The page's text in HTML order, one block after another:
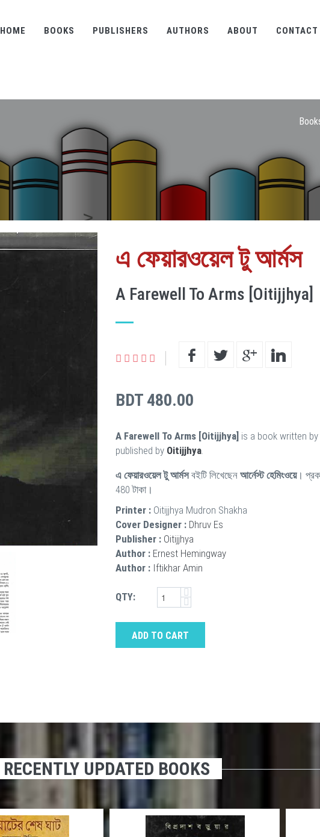
HOME BOOKS PUBLISHERS AUTHORS ABOUT CONTACT
এ ফেয়ারওয়েল টু আর্মস
A Farewell To Arms [Oitijjhya]
BDT 480.00
A Farewell To Arms [Oitijjhya] is a book written by
published by Oitijjhya.
এ ফেয়ারওয়েল টু আর্মসবইটি লিখেছেন আর্নেস্ট হেমিংওয়ে।
480 টাকা।
Printer : Oitijjhya Mudron Shakha
Cover Designer : Dhruv Es
Publisher : Oitijjhya
Author : Ernest Hemingway
Author : Iftikhar Amin
QTY:
ADD TO CART
RECENTLY UPDATED BOOKS